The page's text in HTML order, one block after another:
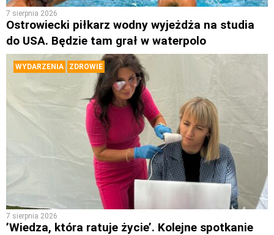
7 sierpnia 2026
Ostrowiecki piłkarz wodny wyjeżdża na studia
do USA. Będzie tam grał w waterpolo
WYDARZENIA ZDROWIE
7 sierpnia 2026
’Wiedza, która ratuje życie’. Kolejne spotkanie